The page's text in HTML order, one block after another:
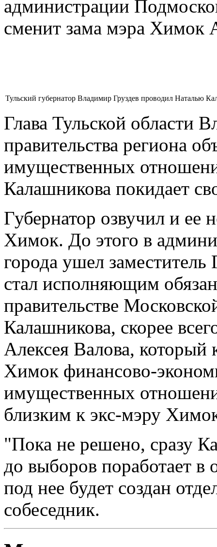
администрации
сменит зама мэра Химок
Тульский губернатор Владимир Груздев проводил Наталью
Глава Тульской области
правительства региона
имущественных
Калашникова покидает
Губернатор озвучил и ее
Химок. До этого в
города ушел
стал исполняющим
правительстве
Калашникова, скорее
Алексея Валова, который
Химок финансово-
имущественных
близким к экс-мэру
"Пока не решено, сразу
до выборов поработает
под нее будет создан
собеседник.